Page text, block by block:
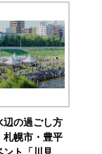
辺の過ごし方
幌市・豊平